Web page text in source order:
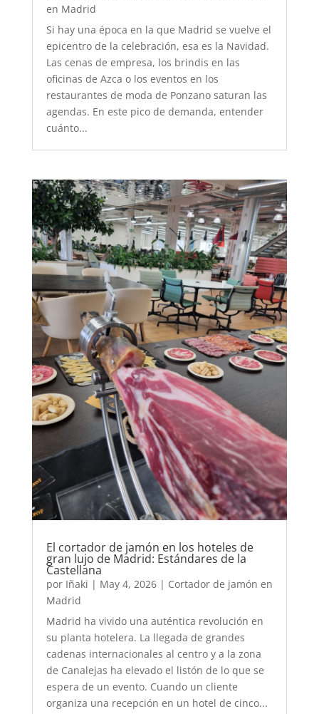
en Madrid
Si hay una época en la que Madrid se vuelve el
epicentro de la celebración, esa es la Navidad.
Las cenas de empresa, los brindis en las
oficinas de Azca o los eventos en los
restaurantes de moda de Ponzano saturan las
agendas. En este pico de demanda, entender
cuánto...
El cortador de jamón en los hoteles de
gran lujo de Madrid: Estándares de la
Castellana
por Iñaki | May 4, 2026| Cortador de jamón en
Madrid
Madrid ha vivido una auténtica revolución en
su planta hotelera. La llegada de grandes
cadenas internacionales al centro y a la zona
de Canalejas ha elevado el listón de lo que se
espera de un evento. Cuando un cliente
organiza una recepción en un hotel de cinco...